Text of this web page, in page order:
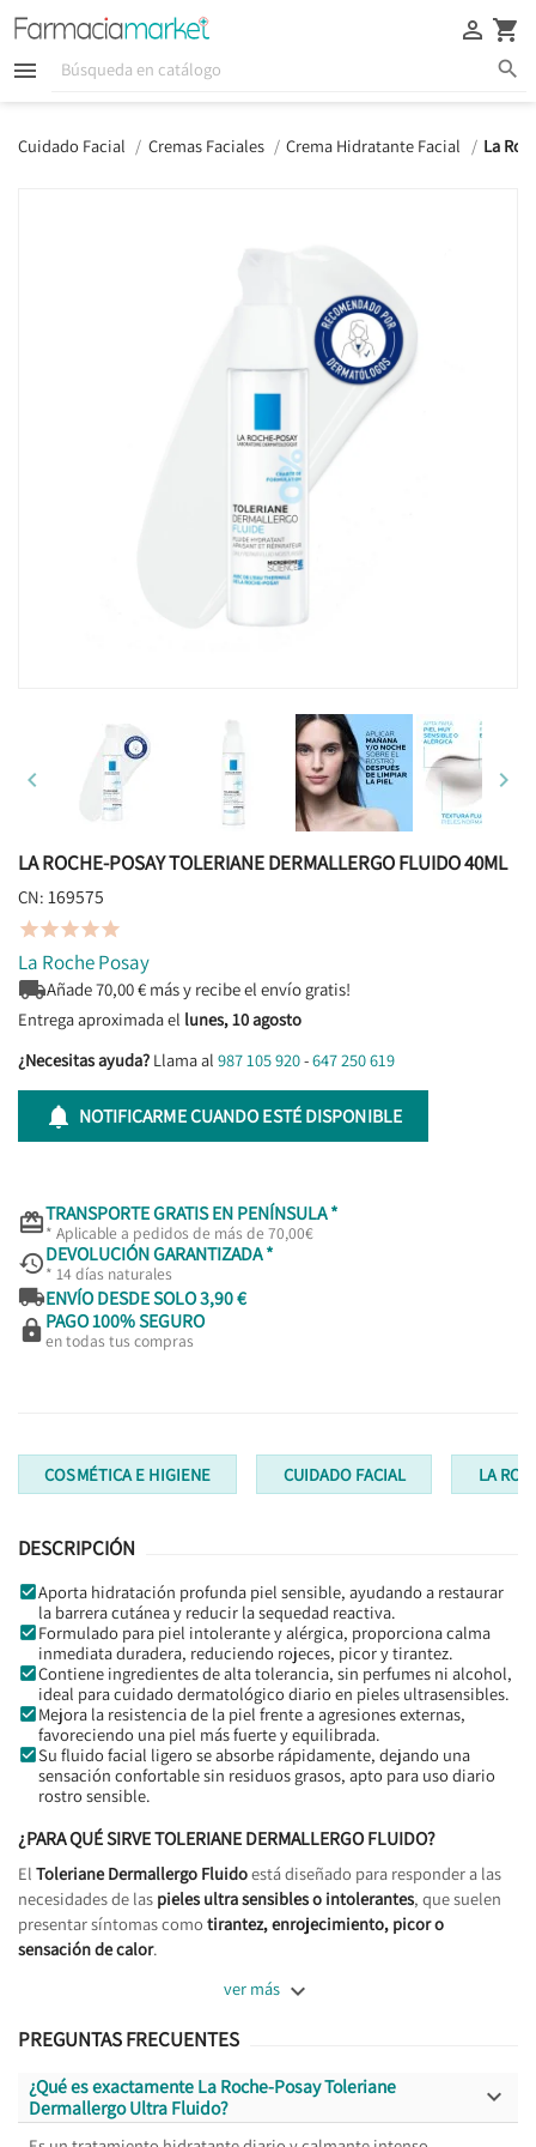
  
 
Cuidado Facial Cremas Faciales Crema Hidratante Facial La
 
LA ROCHE-POSAY TOLERIANE DERMALLERGO FLUIDO 40ML
CN: 169575

La Roche Posay
Añade70,00€ más y recibe el envío gratis!
Entrega aproximada el lunes, 10 agosto
¿Necesitas ayuda? Llama al 987 105 920-647 250 619
 NOTIFICARME CUANDO ESTÉ DISPONIBLE
TRANSPORTE GRATIS EN PENÍNSULA *
* Aplicable a pedidos de más de 70,00€
DEVOLUCIÓN GARANTIZADA *
* 14 días naturales
ENVÍO DESDE SOLO 3,90 €
 PAGO 100% SEGURO
en todas tus compras
COSMÉTICA E HIGIENE CUIDADO FACIAL LA
DESCRIPCIÓN
Aporta hidratación profunda piel sensible, ayudando a restaurar
la barrera cutánea y reducir la sequedad reactiva.
Formulado para piel intolerante y alérgica, proporciona calma
inmediata duradera, reduciendo rojeces, picor y tirantez.
Contiene ingredientes de alta tolerancia, sin perfumes ni alcohol,
ideal para cuidado dermatológico diario en pieles ultrasensibles.
Mejora la resistencia de la piel frente a agresiones externas,
favoreciendo una piel más fuerte y equilibrada.
Su fluido facial ligero se absorbe rápidamente, dejando una
sensación confortable sin residuos grasos, apto para uso diario
rostro sensible.
¿PARA QUÉ SIRVE TOLERIANE DERMALLERGO FLUIDO?
El Toleriane Dermallergo Fluidoestá diseñado para responder a las
necesidades de las pieles ultra sensibles o intolerantes, que suelen
presentar síntomas como tirantez, enrojecimiento, picor o
sensación de calor.
ver más 
PREGUNTAS FRECUENTES
¿Qué es exactamente La Roche-Posay Toleriane
Dermallergo Ultra Fluido?
